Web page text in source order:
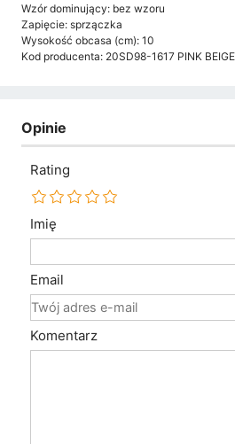
Wzór dominujący: bez wzoru
Zapięcie: sprzączka
Wysokość obcasa (cm): 10
Kod producenta: 20SD98-1617 PINK BEIGE
Opinie
Rating
Imię
Email
Komentarz